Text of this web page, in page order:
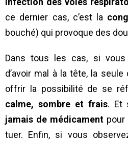
ce dernier cas, c’est la
bouché) qui provoque des
Dans tous les cas, si
d’avoir mal à la tête, la
offrir la possibilité de se
calme, sombre et frais. Et
jamais de médicamentpour
tuer. Enfin, si vous